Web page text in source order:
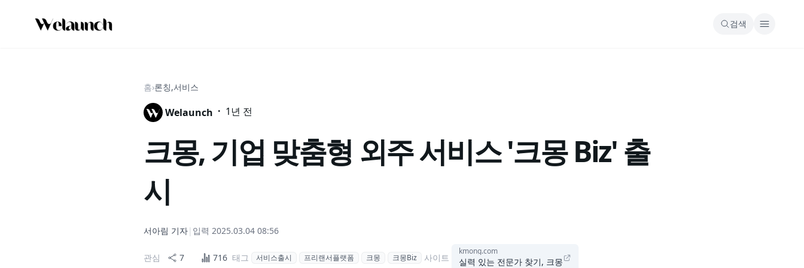
검색
홈›론칭,서비스
Welaunch · 1년 전
크몽, 기업 맞춤형 외주 서비스 '크몽 Biz' 출
시
서아림 기자| 입력 2025.03.04 08:56
관심 7 716 태그 서비스출시 프리랜서플랫폼 크몽 크몽Biz 사이트
kmong.com
실력 있는 전문가 찾기, 크몽